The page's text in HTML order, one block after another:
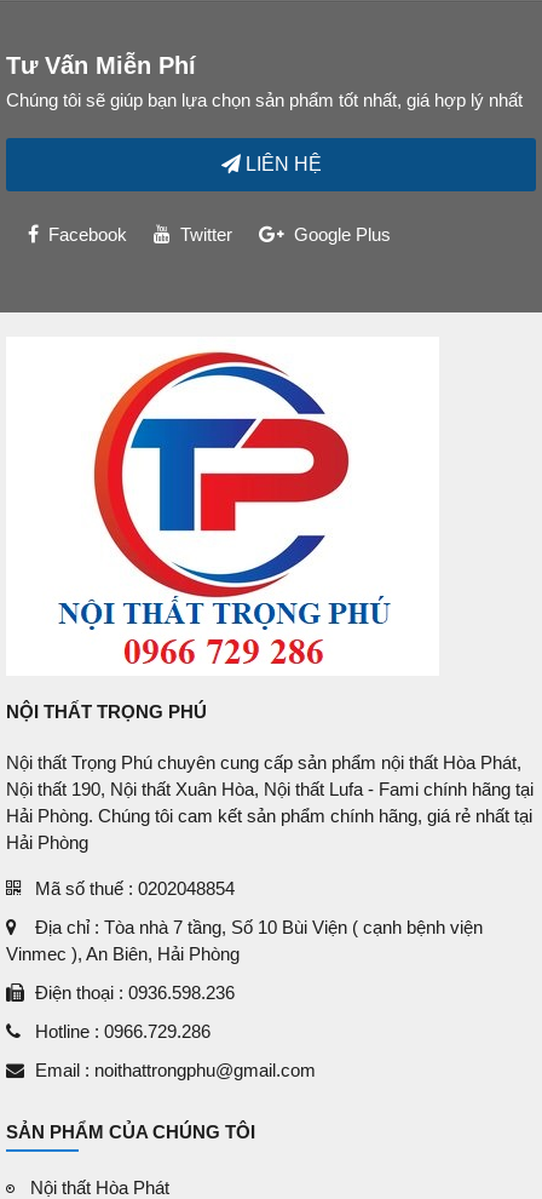
Tư Vấn Miễn Phí
Chúng tôi sẽ giúp bạn lựa chọn sản phẩm tốt nhất, giá hợp lý nhất
LIÊN HỆ
Facebook Twitter Google Plus
NỘI THẤT TRỌNG PHÚ
Nội thất Trọng Phú chuyên cung cấp sản phẩm nội thất Hòa Phát,
Nội thất 190, Nội thất Xuân Hòa, Nội thất Lufa - Fami chính hãng tại
Hải Phòng. Chúng tôi cam kết sản phẩm chính hãng, giá rẻ nhất tại
Hải Phòng
Mã số thuế : 0202048854
Địa chỉ : Tòa nhà 7 tầng, Số 10 Bùi Viện ( cạnh bệnh viện
Vinmec ), An Biên, Hải Phòng
Điện thoại : 0936.598.236
Hotline : 0966.729.286
Email : noithattrongphu@gmail.com
SẢN PHẨM CỦA CHÚNG TÔI
Nội thất Hòa Phát